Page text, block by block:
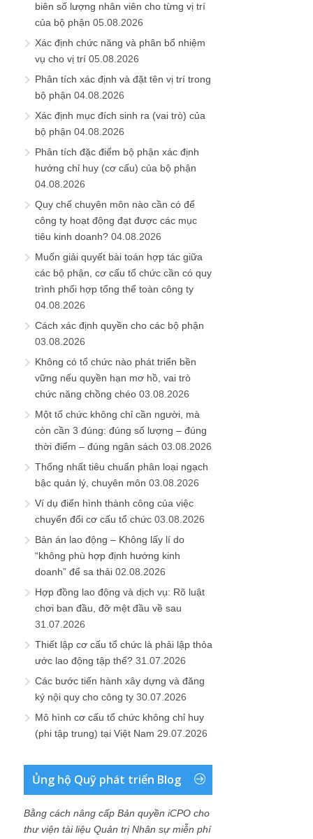
biên số lượng nhân viên cho từng vị trí
của bộ phận 05.08.2026
Xác định chức năng và phân bổ nhiệm
vụ cho vị trí 05.08.2026
Phân tích xác định và đặt tên vị trí trong
bộ phận 04.08.2026
Xác định mục đích sinh ra (vai trò) của
bộ phận 04.08.2026
Phân tích đặc điểm bộ phận xác định
hướng chỉ huy (cơ cấu) của bộ phận
04.08.2026
Quy chế chuyên môn nào cần có để
công ty hoạt động đạt được các mục
tiêu kinh doanh? 04.08.2026
Muốn giải quyết bài toán hợp tác giữa
các bộ phận, cơ cấu tổ chức cần có quy
trình phối hợp tổng thể toàn công ty
04.08.2026
Cách xác định quyền cho các bộ phận
03.08.2026
Không có tổ chức nào phát triển bền
vững nếu quyền hạn mơ hồ, vai trò
chức năng chồng chéo 03.08.2026
Một tổ chức không chỉ cần người, mà
còn cần 3 đúng: đúng số lượng – đúng
thời điểm – đúng ngân sách 03.08.2026
Thống nhất tiêu chuẩn phân loại ngạch
bậc quản lý, chuyên môn 03.08.2026
Ví dụ điển hình thành công của việc
chuyển đổi cơ cấu tổ chức 03.08.2026
Bản án lao động – Không lấy lí do
“không phù hợp định hướng kinh
doanh” để sa thải 02.08.2026
Hợp đồng lao động và dịch vụ: Rõ luật
chơi ban đầu, đỡ mệt đầu về sau
31.07.2026
Thiết lập cơ cấu tổ chức là phải lập thỏa
ước lao động tập thể? 31.07.2026
Các bước tiến hành xây dựng và đăng
ký nội quy cho công ty 30.07.2026
Mô hình cơ cấu tổ chức không chỉ huy
(phi tập trung) tại Việt Nam 29.07.2026
Ủng hộ Quỹ phát triển Blog
Bằng cách nâng cấp Bản quyền iCPO cho
thư viện tài liệu Quản trị Nhân sự miễn phí